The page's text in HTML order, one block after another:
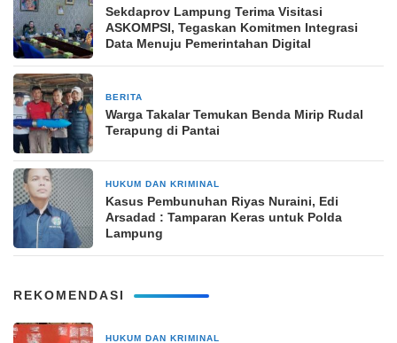
Sekdaprov Lampung Terima Visitasi
ASKOMPSI, Tegaskan Komitmen Integrasi
Data Menuju Pemerintahan Digital
BERITA
Warga Takalar Temukan Benda Mirip Rudal
Terapung di Pantai
HUKUM DAN KRIMINAL
Kasus Pembunuhan Riyas Nuraini, Edi
Arsadad : Tamparan Keras untuk Polda
Lampung
REKOMENDASI
HUKUM DAN KRIMINAL